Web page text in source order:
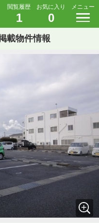
閲覧履歴
1
お気に入り
0
メニュー
載物件情報